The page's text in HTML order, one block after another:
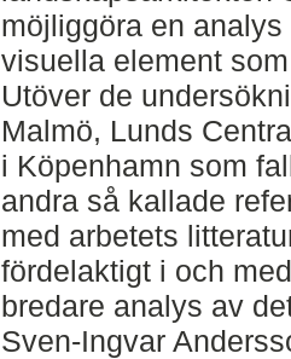
möjliggöra en
visuella element
Utöver de
Malmö, Lunds
i Köpenhamn som
andra så kallade
med arbetets
fördelaktigt i och
bredare analys av
Sven-Ingvar